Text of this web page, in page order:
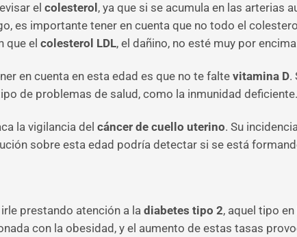
el colesterol , ya que si se acumula en las arterias
es importante tener en cuenta que no todo el
que el colesterol LDL, el dañino, no esté muy por
en cuenta en esta edad es que no te falte vitamina D.
de problemas de salud, como la inmunidad deficiente.
la vigilancia del cáncer de cuello uterino. Su
sobre esta edad podría detectar si se está
prestando atención a la diabetes tipo 2, aquel tipo
con la obesidad, y el aumento de estas tasas